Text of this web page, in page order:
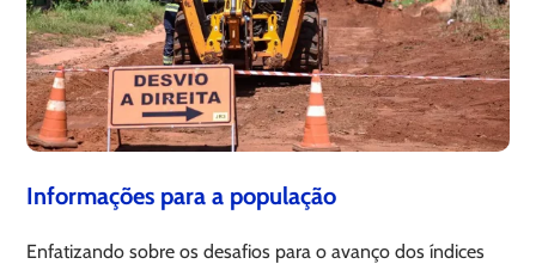
Informações para a população
Enfatizando sobre os desafios para o avanço dos índices